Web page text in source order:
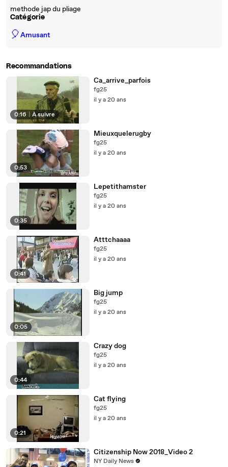
methode jap du pliage
Catégorie
🎈Amusant
Recommandations
0:16 À suivre
Ca_arrive_parfois
fg25
il y a 20 ans
0:53
Mieuxquelerugby
fg25
il y a 20 ans
0:35
Lepetithamster
fg25
il y a 20 ans
0:41
Atttchaaaa
fg25
il y a 20 ans
0:05
Big jump
fg25
il y a 20 ans
0:44
Crazy dog
fg25
il y a 20 ans
0:21
Cat flying
fg25
il y a 20 ans
Citizenship Now 2018_Video 2
NY Daily News